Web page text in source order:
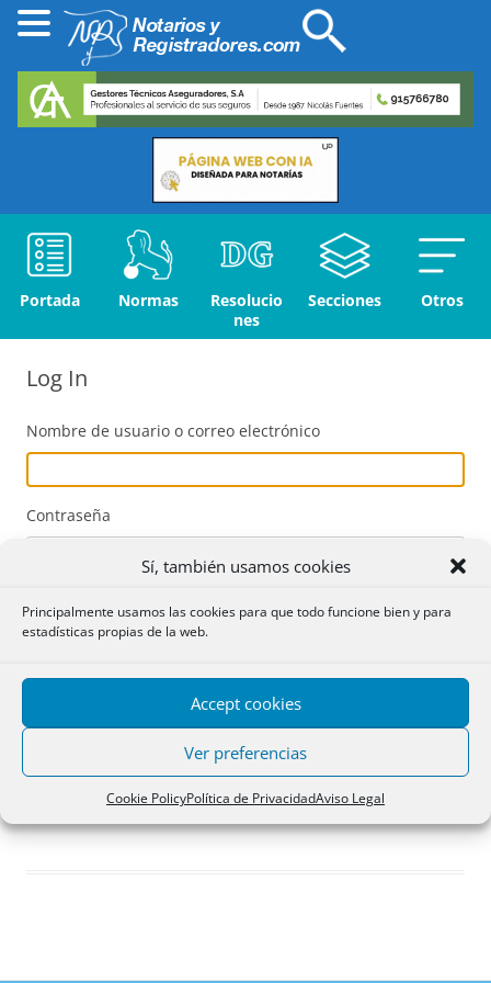
Sí, también usamos cookies
Principalmente usamos las cookies para que todo funcione bien y para
estadísticas propias de la web.
Accept cookies
Ver preferencias
Cookie PolicyPolítica de PrivacidadAviso Legal
Portada Normas
Resolucio
nes
Secciones Otros
Log In
Nombre de usuario o correo electrónico
Contraseña
Acceder
Registro
¿Has olvidado tu contraseña?